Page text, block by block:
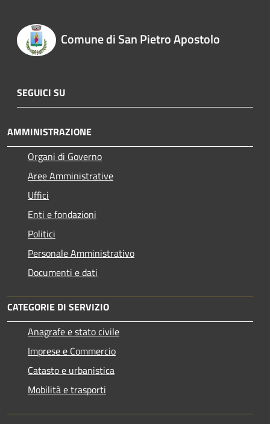
Comune di San Pietro Apostolo
SEGUICI SU
AMMINISTRAZIONE
Organi di Governo
Aree Amministrative
Uffici
Enti e fondazioni
Politici
Personale Amministrativo
Documenti e dati
CATEGORIE DI SERVIZIO
Anagrafe e stato civile
Imprese e Commercio
Catasto e urbanistica
Mobilità e trasporti